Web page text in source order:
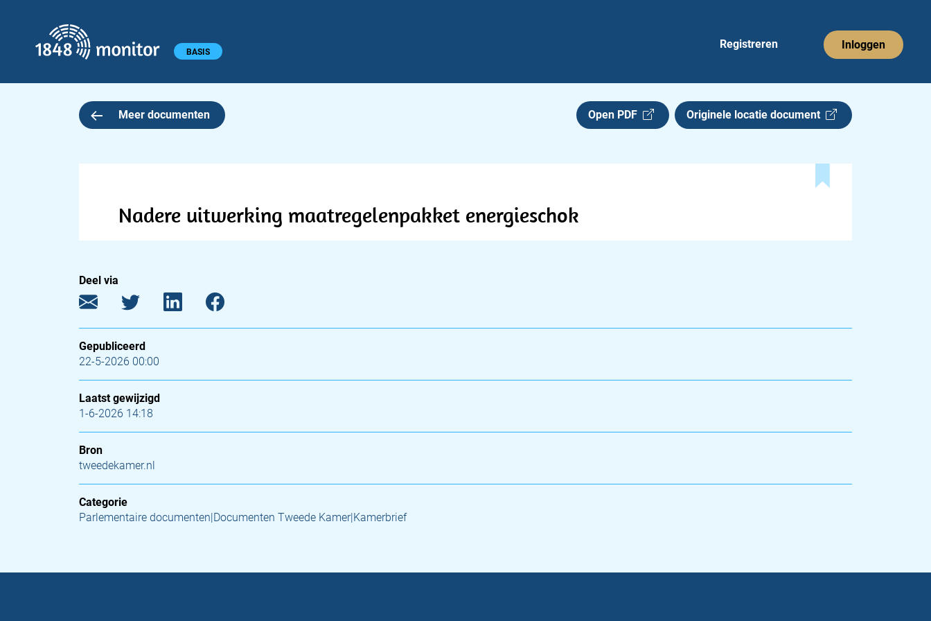
Hoofdmenu BASIS
Registreren Inloggen
Meer documenten Open PDF Originele locatie document
Nadere uitwerking maatregelenpakket energieschok
Deel via
Gepubliceerd
22-5-2026 00:00
Laatst gewijzigd
1-6-2026 14:18
Bron
tweedekamer.nl
Categorie
Parlementaire documenten|Documenten Tweede Kamer|Kamerbrief